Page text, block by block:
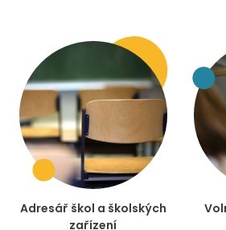
Adresář škol a školských
zařízení